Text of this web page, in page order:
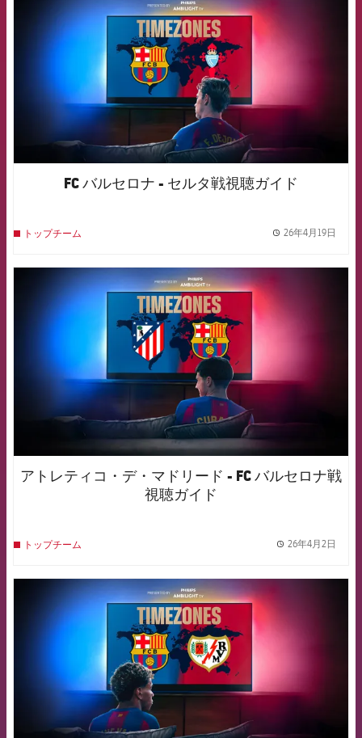
FC バルセロナ - セルタ戦視聴ガイド
トップチーム 26年4月19日
FCB Barcelona badge
アトレティコ・デ・マドリード - FC バルセロナ戦
視聴ガイド
トップチーム 26年4月2日
FCB Barcelona badge